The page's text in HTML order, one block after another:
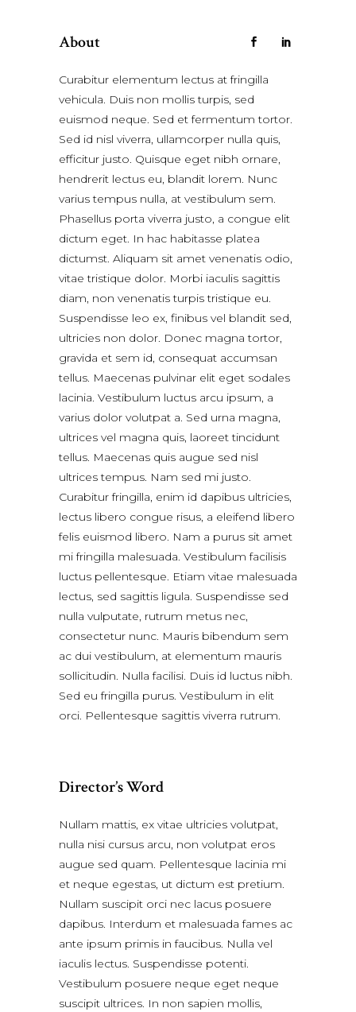
About
Curabitur elementum lectus at fringilla
vehicula. Duis non mollis turpis, sed
euismod neque. Sed et fermentum tortor.
Sed id nisl viverra, ullamcorper nulla quis,
efficitur justo. Quisque eget nibh ornare,
hendrerit lectus eu, blandit lorem. Nunc
varius tempus nulla, at vestibulum sem.
Phasellus porta viverra justo, a congue elit
dictum eget. In hac habitasse platea
dictumst. Aliquam sit amet venenatis odio,
vitae tristique dolor. Morbi iaculis sagittis
diam, non venenatis turpis tristique eu.
Suspendisse leo ex, finibus vel blandit sed,
ultricies non dolor. Donec magna tortor,
gravida et sem id, consequat accumsan
tellus. Maecenas pulvinar elit eget sodales
lacinia. Vestibulum luctus arcu ipsum, a
varius dolor volutpat a. Sed urna magna,
ultrices vel magna quis, laoreet tincidunt
tellus. Maecenas quis augue sed nisl
ultrices tempus. Nam sed mi justo.
Curabitur fringilla, enim id dapibus ultricies,
lectus libero congue risus, a eleifend libero
felis euismod libero. Nam a purus sit amet
mi fringilla malesuada. Vestibulum facilisis
luctus pellentesque. Etiam vitae malesuada
lectus, sed sagittis ligula. Suspendisse sed
nulla vulputate, rutrum metus nec,
consectetur nunc. Mauris bibendum sem
ac dui vestibulum, at elementum mauris
sollicitudin. Nulla facilisi. Duis id luctus nibh.
Sed eu fringilla purus. Vestibulum in elit
orci. Pellentesque sagittis viverra rutrum.
Director’s Word
Nullam mattis, ex vitae ultricies volutpat,
nulla nisi cursus arcu, non volutpat eros
augue sed quam. Pellentesque lacinia mi
et neque egestas, ut dictum est pretium.
Nullam suscipit orci nec lacus posuere
dapibus. Interdum et malesuada fames ac
ante ipsum primis in faucibus. Nulla vel
iaculis lectus. Suspendisse potenti.
Vestibulum posuere neque eget neque
suscipit ultrices. In non sapien mollis,